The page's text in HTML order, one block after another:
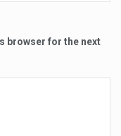
browser for the next